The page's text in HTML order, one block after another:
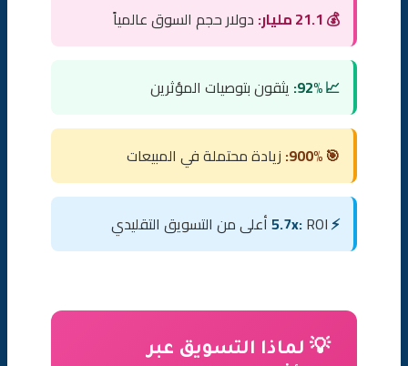
💰 21.1 مليار: دولار حجم السوق عالمياً
📈 92%: يثقون بتوصيات المؤثرين
🎯 900%: زيادة محتملة في المبيعات
⚡ 5.7x:ROI أعلى من التسويق التقليدي
💡 لماذا التسويق عبر